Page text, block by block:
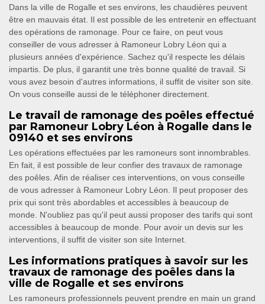
Dans la ville de Rogalle et ses environs, les chaudières peuvent
être en mauvais état. Il est possible de les entretenir en effectuant
des opérations de ramonage. Pour ce faire, on peut vous
conseiller de vous adresser à Ramoneur Lobry Léon qui a
plusieurs années d'expérience. Sachez qu'il respecte les délais
impartis. De plus, il garantit une très bonne qualité de travail. Si
vous avez besoin d'autres informations, il suffit de visiter son site.
On vous conseille aussi de le téléphoner directement.
Le travail de ramonage des poêles effectué
par Ramoneur Lobry Léon à Rogalle dans le
09140 et ses environs
Les opérations effectuées par les ramoneurs sont innombrables.
En fait, il est possible de leur confier des travaux de ramonage
des poêles. Afin de réaliser ces interventions, on vous conseille
de vous adresser à Ramoneur Lobry Léon. Il peut proposer des
prix qui sont très abordables et accessibles à beaucoup de
monde. N'oubliez pas qu'il peut aussi proposer des tarifs qui sont
accessibles à beaucoup de monde. Pour avoir un devis sur les
interventions, il suffit de visiter son site Internet.
Les informations pratiques à savoir sur les
travaux de ramonage des poêles dans la
ville de Rogalle et ses environs
Les ramoneurs professionnels peuvent prendre en main un grand